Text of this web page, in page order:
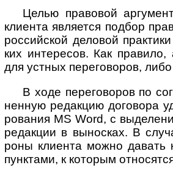
Целью правовой
кли­ента явля­ется под­бор
рос­сий­ской дело­вой
ких инте­ре­сов. Как
для уст­ных пере­го­во­ров,
В ходе переговоров по
нен­ную редак­цию дого­вора
ро­ва­ния MS Word, с
редак­ции в выно­сках. В
роны кли­ента можно давать
пунк­тами, к кото­рым